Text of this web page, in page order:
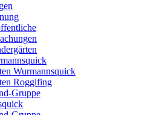
Wurmannsquick
Rogglfing
Gruppe